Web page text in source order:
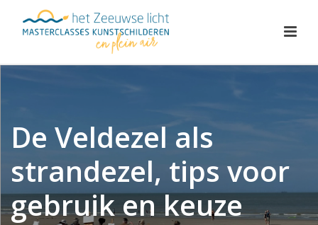
De Veldezel als
strandezel, tips voor
gebruik en keuze